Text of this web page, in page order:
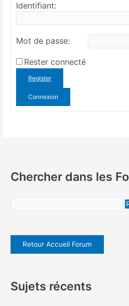
Identifiant:
Mot de passe:
Rester connecté
Register
Connexion
Chercher dans les
Retour Accueil Forum
Sujets récents